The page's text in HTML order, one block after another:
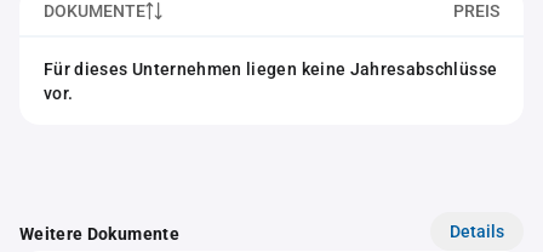
DOKUMENTE PREIS
Für dieses Unternehmen liegen keine Jahresabschlüsse
vor.
Weitere Dokumente Details